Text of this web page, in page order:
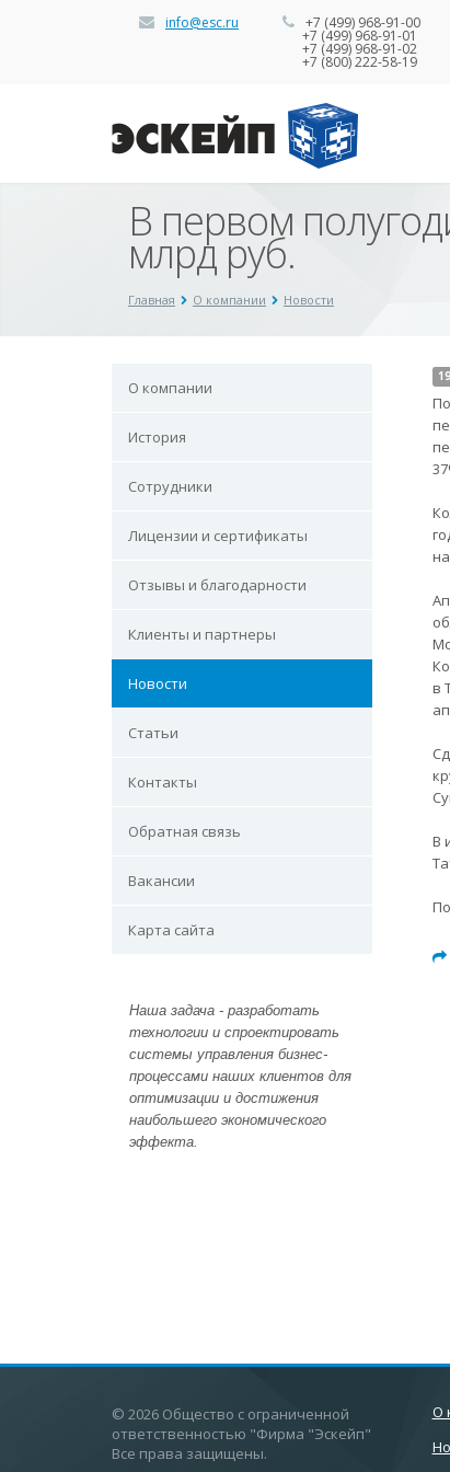
info@esc.ru +7 (499) 968-91-00
+7 (499) 968-91-01
+7 (499) 968-91-02
+7 (800) 222-58-19
В первом
млрд руб.
Главная О компании Новости
О компании
История
Сотрудники
Лицензии и сертификаты
Отзывы и благодарности
Клиенты и партнеры
Новости
Статьи
Контакты
Обратная связь
Вакансии
Карта сайта
Наша задача - разработать
технологии и спроектировать
системы управления бизнес-
процессами наших клиентов для
оптимизации и достижения
наибольшего экономического
эффекта.
в
В
© 2026 Общество с ограниченной
ответственностью "Фирма "Эскейп"
Все права защищены.
О